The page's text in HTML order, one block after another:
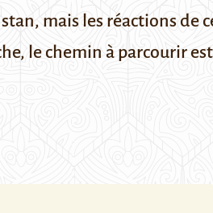
mais les réactions de
le chemin à parcourir